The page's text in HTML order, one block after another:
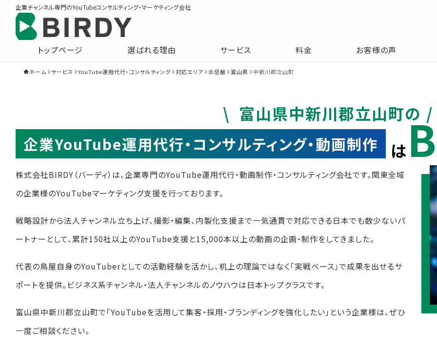
企業チャンネル専門のYouTubeコンサルティング・マーケティング会社
トップページ 選ばれる理由 サービス 料金 お客様の声
ホーム サービス YouTube運用代行・コンサルティング 対応エリア 北信越 富山県 中新川郡立山町
富山県中新川郡立山町の
企業YouTube運用代行・コンサルティング・動画制作 は
株式会社BIRDY（バーディ）は、企業専門のYouTube運用代行・動画制作・コンサルティング会社です。関東全域
の企業様のYouTubeマーケティング支援を行っております。
戦略設計から法人チャンネル立ち上げ、撮影・編集、内製化支援まで一気通貫で対応できる日本でも数少ないパ
ートナーとして、累計150社以上のYouTube支援と15,000本以上の動画の企画・制作をしてきました。
代表の鳥屋自身のYouTuberとしての活動経験を活かし、机上の理論ではなく「実戦ベース」で成果を出せるサ
ポートを提供。ビジネス系チャンネル・法人チャンネルのノウハウは日本トップクラスです。
富山県中新川郡立山町で「YouTubeを活用して集客・採用・ブランディングを強化したい」という企業様は、ぜひ
一度ご相談ください。